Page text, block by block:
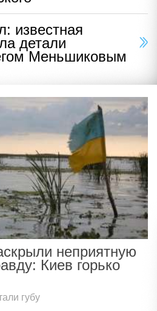
известная
детали
Меньшиковым
неприятную
Киев горько
губу